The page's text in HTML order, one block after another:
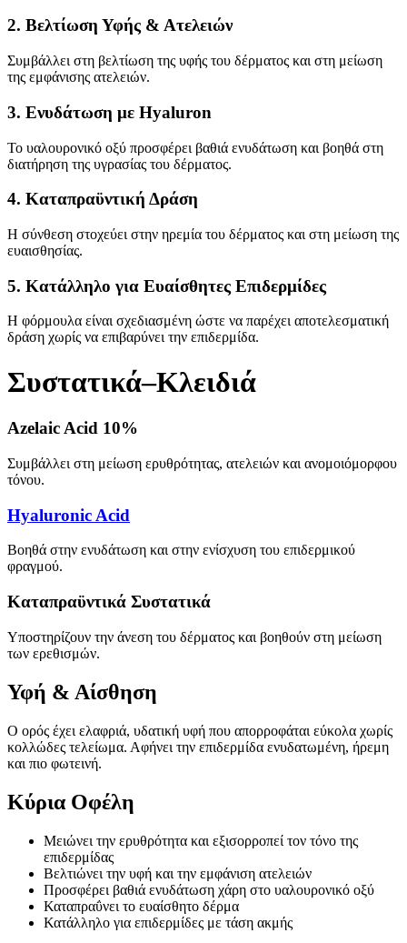
2. Βελτίωση Υφής & Ατελειών
Συμβάλλει στη βελτίωση της υφής του δέρματος και στη μείωση
της εμφάνισης ατελειών.
3. Ενυδάτωση με Hyaluron
Το υαλουρονικό οξύ προσφέρει βαθιά ενυδάτωση και βοηθά στη
διατήρηση της υγρασίας του δέρματος.
4. Καταπραϋντική Δράση
Η σύνθεση στοχεύει στην ηρεμία του δέρματος και στη μείωση της
ευαισθησίας.
5. Κατάλληλο για Ευαίσθητες Επιδερμίδες
Η φόρμουλα είναι σχεδιασμένη ώστε να παρέχει αποτελεσματική
δράση χωρίς να επιβαρύνει την επιδερμίδα.
Συστατικά–Κλειδιά
Azelaic Acid 10%
Συμβάλλει στη μείωση ερυθρότητας, ατελειών και ανομοιόμορφου
τόνου.
Hyaluronic Acid
Βοηθά στην ενυδάτωση και στην ενίσχυση του επιδερμικού
φραγμού.
Καταπραϋντικά Συστατικά
Υποστηρίζουν την άνεση του δέρματος και βοηθούν στη μείωση
των ερεθισμών.
Υφή & Αίσθηση
Ο ορός έχει ελαφριά, υδατική υφή που απορροφάται εύκολα χωρίς
κολλώδες τελείωμα. Αφήνει την επιδερμίδα ενυδατωμένη, ήρεμη
και πιο φωτεινή.
Κύρια Οφέλη
Μειώνει την ερυθρότητα και εξισορροπεί τον τόνο της
επιδερμίδας
Βελτιώνει την υφή και την εμφάνιση ατελειών
Προσφέρει βαθιά ενυδάτωση χάρη στο υαλουρονικό οξύ
Καταπραΰνει το ευαίσθητο δέρμα
Κατάλληλο για επιδερμίδες με τάση ακμής